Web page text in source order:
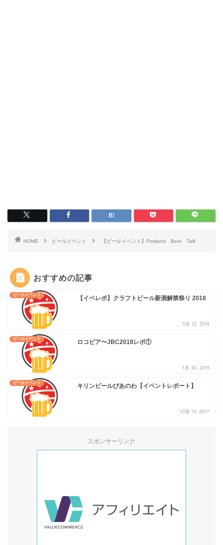
HOME ビールイベント 【ビールイベント】Portland Beer Talk
おすすめの記事
ビールイベント 【イベレポ】クラフトビール新酒解禁祭り 2018
5月 23, 2018
ビールイベント ロコビア〜JBC2018レポ①
1月 30, 2018
ビールイベント キリンビールびあのわ【イベントレポート】
10月 19, 2017
スポンサーリンク